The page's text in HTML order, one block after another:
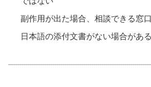
副作用が出た場合、相談できる窓
日本語の添付文書がない場合がある